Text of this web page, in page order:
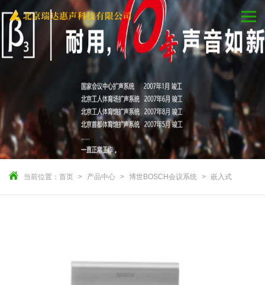
当前位置： 首页 产品中心 博世BOSCH会议系统 嵌入式